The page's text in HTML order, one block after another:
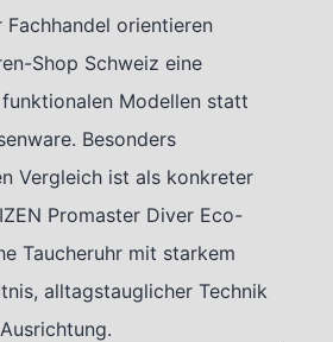
orientieren
Shop Schweiz eine
Modellen statt
Besonders
Vergleich ist als konkreter
Promaster Diver Eco-
Taucheruhr mit starkem
alltagstauglicher Technik